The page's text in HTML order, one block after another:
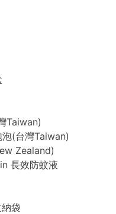
Taiwan)
(台灣Taiwan)
Zealand)
長效防蚊液
袋